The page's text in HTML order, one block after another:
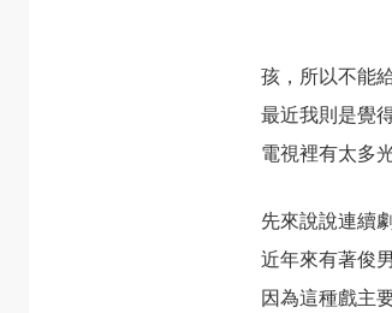
孩，所以不能
最近我則是覺
電視裡有太多
先來說說連續
近年來有著俊
因為這種戲主